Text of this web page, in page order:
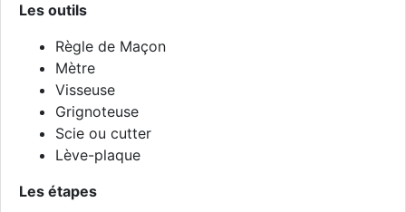
Les outils
Règle de Maçon
Mètre
Visseuse
Grignoteuse
Scie ou cutter
Lève-plaque
Les étapes